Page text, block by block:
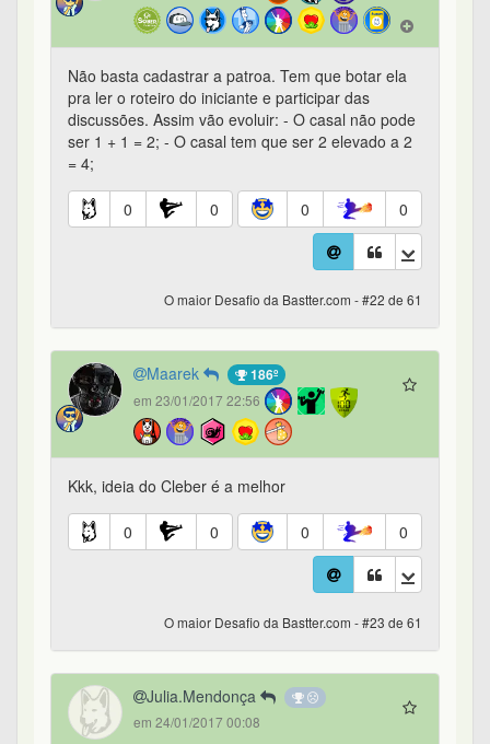
Não basta cadastrar a patroa. Tem que botar ela
pra ler o roteiro do iniciante e participar das
discussões. Assim vão evoluir: - O casal não pode
ser 1 + 1 = 2; - O casal tem que ser 2 elevado a 2
= 4;
0 0 0 0
O maior Desafio da Bastter.com - #22 de 61
Maarek 186º
em 23/01/2017 22:56
Kkk, ideia do Cleber é a melhor
0 0 0 0
O maior Desafio da Bastter.com - #23 de 61
Julia.Mendonça
em 24/01/2017 00:08